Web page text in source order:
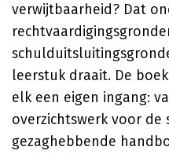
verwijtbaarheid? Dat
leerstuk draait. De
elk een eigen ingang:
overzichtswerk voor
gezaghebbende